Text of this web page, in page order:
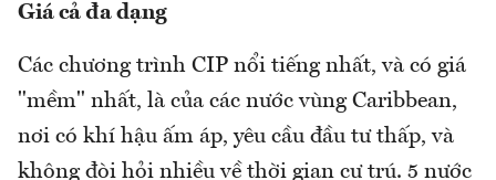
Giá cả đa dạng
Các chương trình CIP nổi tiếng nhất, và có giá
"mềm" nhất, là của các nước vùng Caribbean,
nơi có khí hậu ấm áp, yêu cầu đầu tư thấp, và
không đòi hỏi nhiều về thời gian cư trú. 5 nước